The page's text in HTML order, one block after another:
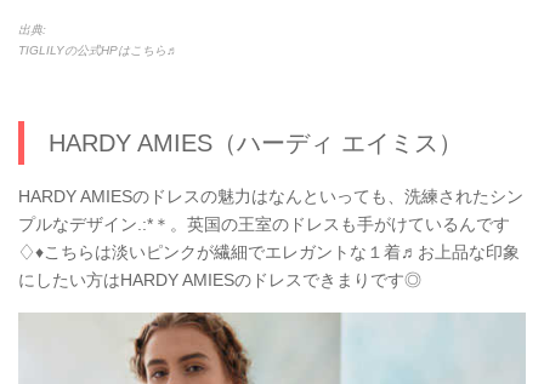
出典:
TIGLILYの公式HPはこちら♬
HARDY AMIES（ハーディ エイミス）
HARDY AMIESのドレスの魅力はなんといっても、洗練されたシン
プルなデザイン.:*＊。英国の王室のドレスも手がけているんです
♢♦こちらは淡いピンクが繊細でエレガントな１着♬お上品な印象
にしたい方はHARDY AMIESのドレスできまりです◎